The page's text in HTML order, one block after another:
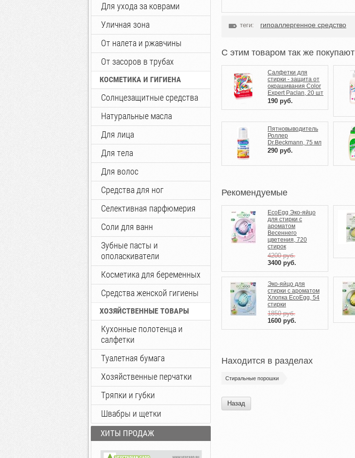
Для ухода за коврами
Уличная зона
От налета и ржавчины
От засоров в трубах
КОСМЕТИКА И ГИГИЕНА
Солнцезащитные средства
Натуральные масла
Для лица
Для тела
Для волос
Средства для ног
Селективная парфюмерия
Соли для ванн
Зубные пасты и
ополаскиватели
Косметика для беременных
Средства женской гигиены
ХОЗЯЙСТВЕННЫЕ ТОВАРЫ
Кухонные полотенца и
салфетки
Туалетная бумага
Хозяйственные перчатки
Тряпки и губки
Швабры и щетки
ХИТЫ ПРОДАЖ
теги: гипоаллергенное средство
C этим товаром так же покупают
Салфетки для
стирки - защита от
окрашивания Color
Expert Paclan, 20 шт
190 руб.
Пятновыводитель
Роллер
Dr.Beckmann, 75 мл
290 руб.
Рекомендуемые
EcoEgg Эко-яйцо
для стирки с
ароматом
Весеннего
цветения, 720
стирок
4200руб.
3400 руб.
Эко-яйцо для
стирки c ароматом
Хлопка EcoEgg, 54
стирки
1850руб.
1600 руб.
Находится в разделах
Стиральные порошки
Назад